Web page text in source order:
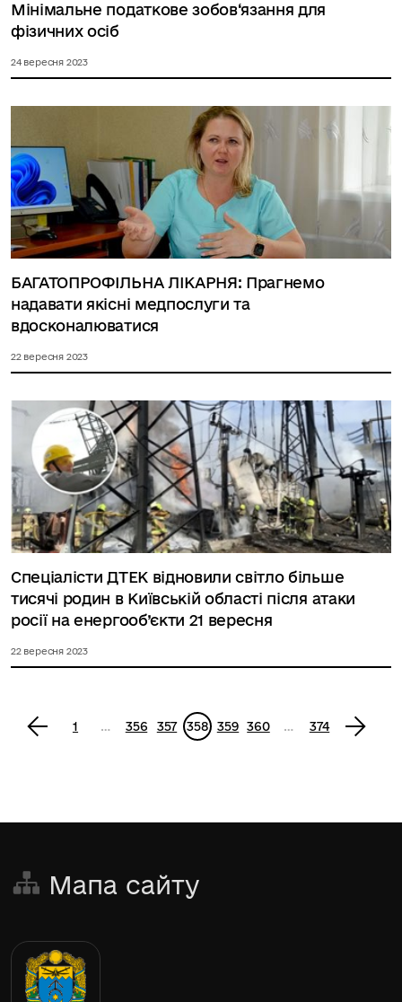
Мінімальне податкове зобов‘язання для
фізичних осіб
24 вересня 2023
БАГАТОПРОФІЛЬНА ЛІКАРНЯ: Прагнемо
надавати якісні медпослуги та
вдосконалюватися
22 вересня 2023
Спеціалісти ДТЕК відновили світло більше
тисячі родин в Київській області після атаки
росії на енергооб’єкти 21 вересня
22 вересня 2023
1 … 356 357 358 359 360 … 374
Мапа сайту